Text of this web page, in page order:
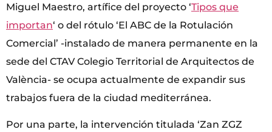
Miguel Maestro, artífice del proyecto ‘Tipos que
importan‘ o del rótulo ‘El ABC de la Rotulación
Comercial’ -instalado de manera permanente en la
sede del CTAV Colegio Territorial de Arquitectos de
València- se ocupa actualmente de expandir sus
trabajos fuera de la ciudad mediterránea.
Por una parte, la intervención titulada ‘Zan ZGZ